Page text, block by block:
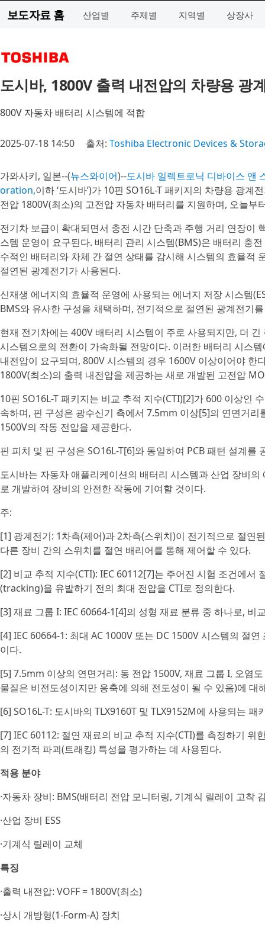
보도자료 홈 산업별 주제별 지역별 상장사
도시바, 1800V 출력 내전압의 차량용 광
800V 자동차 배터리 시스템에 적합
2025-07-18 14:50 출처: Toshiba Electronic Devices &
가와사키, 일본--(뉴스와이어)--도시바 일렉트로닉 디바이스
oration,이하 ‘도시바’)가 10핀 SO16L-T 패키지의 차량용 광계
전압 1800V(최소)의 고전압 자동차 배터리를 지원하며, 오늘부
전기차 보급이 확대되면서 충전 시간 단축과 주행 거리 연장이
스템 운영이 요구된다. 배터리 관리 시스템(BMS)은 배터리 충
수적인 배터리와 차체 간 절연 상태를 감시해 시스템의 효율적
절연된 광계전기가 사용된다.
신재생 에너지의 효율적 운영에 사용되는 에너지 저장 시스템
BMS와 유사한 구성을 채택하며, 전기적으로 절연된 광계전기
현재 전기차에는 400V 배터리 시스템이 주로 사용되지만, 더
시스템으로의 전환이 가속화될 전망이다. 이러한 배터리 시스
내전압이 요구되며, 800V 시스템의 경우 1600V 이상이어야 한
1800V(최소)의 출력 내전압을 제공하는 새로 개발된 고전압
10핀 SO16L-T 패키지는 비교 추적 지수(CTI)[2]가 600 이상인
속하며, 핀 구성은 광수신기 측에서 7.5mm 이상[5]의 연면거
1500V의 작동 전압을 제공한다.
핀 피치 및 핀 구성은 SO16L-T[6]와 동일하여 PCB 패턴 설계를
도시바는 자동차 애플리케이션의 배터리 시스템과 산업 장비
로 개발하여 장비의 안전한 작동에 기여할 것이다.
주:
[1] 광계전기: 1차측(제어)과 2차측(스위치)이 전기적으로 절연
다른 장비 간의 스위치를 절연 배리어를 통해 제어할 수 있다.
[2] 비교 추적 지수(CTI): IEC 60112[7]는 주어진 시험 조건에서
(tracking)을 유발하기 전의 최대 전압을 CTI로 정의한다.
[3] 재료 그룹 I: IEC 60664-1[4]의 성형 재료 분류 중 하나로, 비
[4] IEC 60664-1: 최대 AC 1000V 또는 DC 1500V 시스템의 절
이다.
[5] 7.5mm 이상의 연면거리: 동 전압 1500V, 재료 그룹 I, 오염
물질은 비전도성이지만 응축에 의해 전도성이 될 수 있음)에 대
[6] SO16L-T: 도시바의 TLX9160T 및 TLX9152M에 사용되는 패
[7] IEC 60112: 절연 재료의 비교 추적 지수(CTI)를 측정하기
의 전기적 파괴(트래킹) 특성을 평가하는 데 사용된다.
적용 분야
·자동차 장비: BMS(배터리 전압 모니터링, 기계식 릴레이 고착
·산업 장비 ESS
·기계식 릴레이 교체
특징
·출력 내전압: VOFF = 1800V(최소)
·상시 개방형(1-Form-A) 장치